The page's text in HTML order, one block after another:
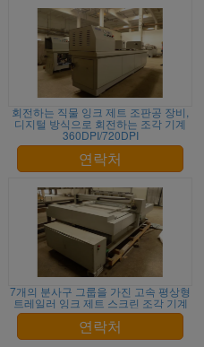
회전하는 직물 잉크 제트 조판공 장비,
디지털 방식으로 회전하는 조각 기계
360DPI/720DPI
연락처
7개의 분사구 그룹을 가진 고속 평상형
트레일러 잉크 제트 스크린 조각 기계
연락처